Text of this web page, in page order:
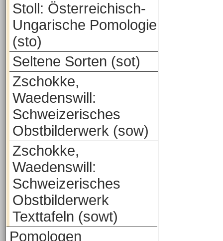
Stoll: Österreichisch-
Ungarische Pomologie
(sto)
Seltene Sorten (sot)
Zschokke,
Waedenswill:
Schweizerisches
Obstbilderwerk (sow)
Zschokke,
Waedenswill:
Schweizerisches
Obstbilderwerk
Texttafeln (sowt)
Pomologen